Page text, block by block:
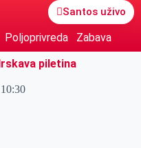
Santos uživo
Poljoprivreda
Zabava
piletina
10:30